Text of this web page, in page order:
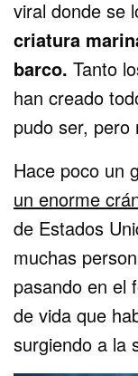
viral donde se
criatura
barco.Tanto
han creado
pudo ser, pero
Hace poco un
un enorme
de Estados
muchas
pasando en el
de vida que
surgiendo a la